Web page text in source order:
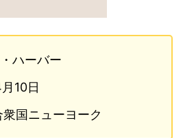
ハーバー
10日
国ニューヨーク